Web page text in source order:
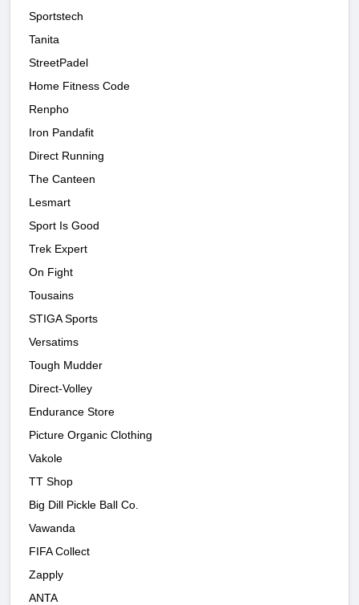
Sportstech
Tanita
StreetPadel
Home Fitness Code
Renpho
Iron Pandafit
Direct Running
The Canteen
Lesmart
Sport Is Good
Trek Expert
On Fight
Tousains
STIGA Sports
Versatims
Tough Mudder
Direct-Volley
Endurance Store
Picture Organic Clothing
Vakole
TT Shop
Big Dill Pickle Ball Co.
Vawanda
FIFA Collect
Zapply
ANTA